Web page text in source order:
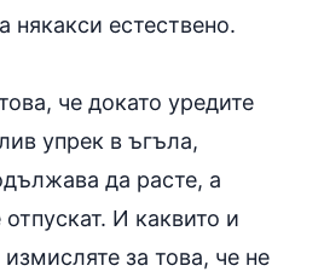
някакси естествено.
че докато уредите
упрек в ъгъла,
да расте, а
И каквито и
за това, че не